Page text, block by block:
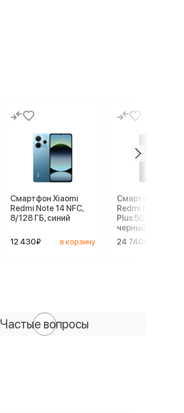
Смартфон Xiaomi
Redmi Note 14 NFC,
8/128 ГБ, синий
12 430₽ в корзину
Смартфон
Redmi Note 14
Plus 5G 8/256 ГБ,
черный
24 740₽
Частые вопросы